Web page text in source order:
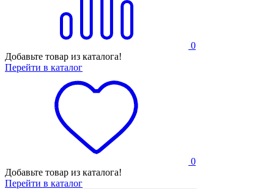
0
Добавьте товар из каталога!
Перейти в каталог
0
Добавьте товар из каталога!
Перейти в каталог